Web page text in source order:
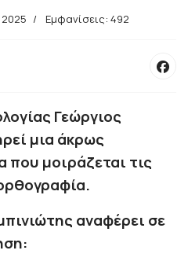
2025 Εμφανίσεις: 492
Γεώργιος
μια άκρως
που μοιράζεται τις
αναφέρει σε